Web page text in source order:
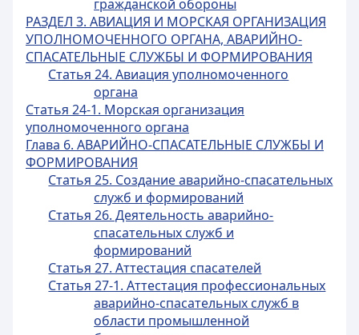
гражданской обороны
РАЗДЕЛ 3. АВИАЦИЯ И МОРСКАЯ ОРГАНИЗАЦИЯ
УПОЛНОМОЧЕННОГО ОРГАНА, АВАРИЙНО-
СПАСАТЕЛЬНЫЕ СЛУЖБЫ И ФОРМИРОВАНИЯ
Статья 24. Авиация уполномоченного
органа
Статья 24-1. Морская организация
уполномоченного органа
Глава 6. АВАРИЙНО-СПАСАТЕЛЬНЫЕ СЛУЖБЫ И
ФОРМИРОВАНИЯ
Статья 25. Создание аварийно-спасательных
служб и формирований
Статья 26. Деятельность аварийно-
спасательных служб и
формирований
Статья 27. Аттестация спасателей
Статья 27-1. Аттестация профессиональных
аварийно-спасательных служб в
области промышленной